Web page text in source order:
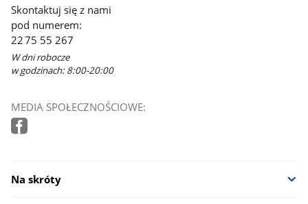
Skontaktuj się z nami
pod numerem:
22 75 55 267
W dni robocze
w godzinach: 8:00-20:00
MEDIA SPOŁECZNOŚCIOWE:
Na skróty